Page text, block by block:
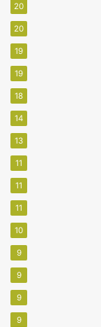
20
20
19
19
18
14
13
11
11
11
10
9
9
9
9